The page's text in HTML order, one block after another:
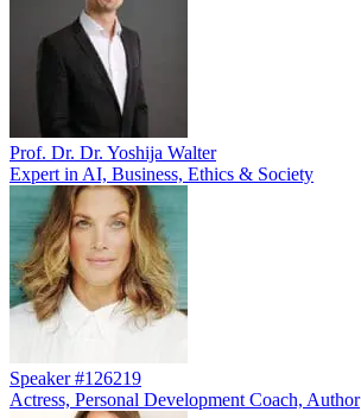
Prof. Dr. Dr. Yoshija Walter
Expert in AI, Business, Ethics & Society
Speaker #126219
Actress, Personal Development Coach, Author